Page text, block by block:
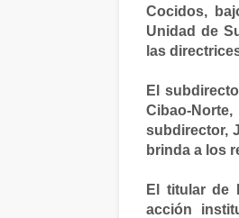
Cocidos,
Unidad de
las
El
Cibao-
subdirector,
brinda a los
El titular de
acción